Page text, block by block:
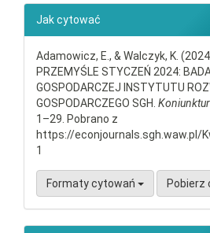
Jak cytować
Adamowicz, E., & Walczyk, K.
PRZEMYŚLE STYCZEŃ 2024:
GOSPODARCZEJ INSTYTUTU
GOSPODARCZEGO SGH.
1–29. Pobrano z
https://econjournals.sgh.waw.pl/
1
Formaty cytowań Pobierz